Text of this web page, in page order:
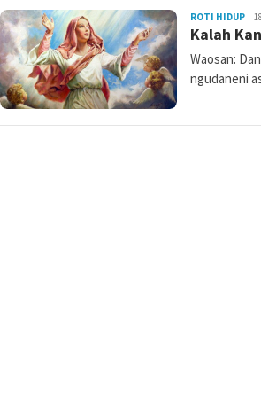
ROTI HIDUP
Kalah
Waosan:
ngudaneni